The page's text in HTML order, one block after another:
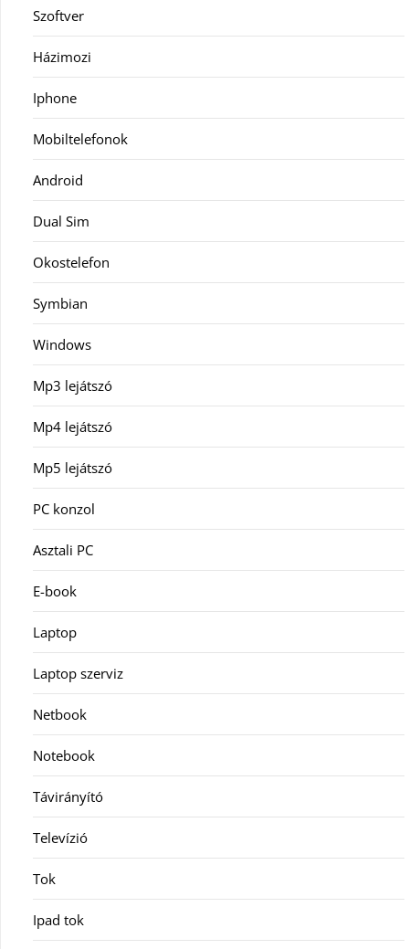
Szoftver
Házimozi
Iphone
Mobiltelefonok
Android
Dual Sim
Okostelefon
Symbian
Windows
Mp3 lejátszó
Mp4 lejátszó
Mp5 lejátszó
PC konzol
Asztali PC
E-book
Laptop
Laptop szerviz
Netbook
Notebook
Távirányító
Televízió
Tok
Ipad tok